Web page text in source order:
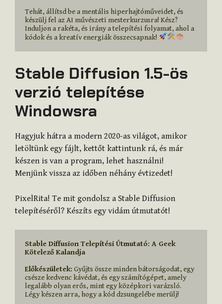
Tehát, állítsd be a mentális hiperhajtóműveidet, és
készülj fel az AI művészeti mesterkurzusra! Kész?
Induljon a rakéta, és irány a telepítési folyamat, ahol a
kódok és a kreatív energiák összecsapnak!
Stable Diffusion 1.5-ös
verzió telepítése
Windowsra
Hagyjuk hátra a modern 2020-as világot, amikor
letöltünk egy fájlt, kettőt kattintunk rá, és már
készen is van a program, lehet használni!
Menjünk vissza az időben néhány évtizedet!
PixelRita! Te mit gondolsz a Stable Diffusion
telepítéséről? Készíts egy vidám útmutatót!
Stable Diffusion Telepítési Útmutató: A Geek
Kötelező Kalandja
Előkészületek: Gyűjts össze minden bátorságodat, egy
csésze kedvenc kávédat, és egy számítógépet, amely
legalább olyan erős, mint egy középkori varázsló.